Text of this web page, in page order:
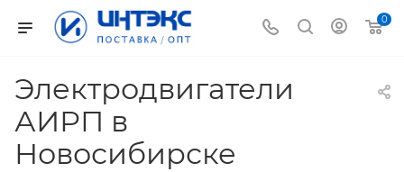
0
Электродвигатели
АИРП в
Новосибирске